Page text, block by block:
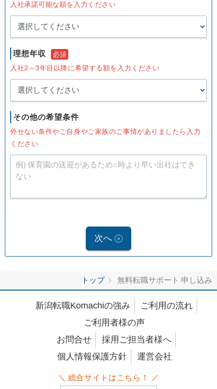
入社承諾可能な額を入力ください
理想年収
必須
入社2～3年目以降に希望する額を入力ください
その他の希望条件
外せない条件やご自身やご家族のご事情がありましたら入力
ください
次へ
トップ 無料転職サポート 申し込み
新潟転職Komachiの強み
ご利用の流れ
ご利用者様の声
お問合せ
採用ご担当者様へ
個人情報保護方針
運営会社
＼ 総合サイトはこちら！ ／